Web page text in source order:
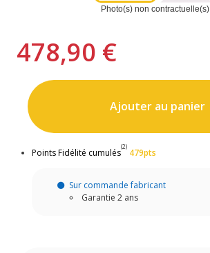
Photo(s) non contractuelle(s)
478,90 €
Ajouter au panier
Points Fidélité cumulés
(2)
479pts
Sur commande fabricant
Garantie 2 ans